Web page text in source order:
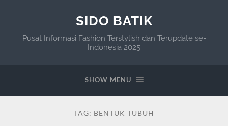
SIDO BATIK
Pusat Informasi Fashion Terstylish dan Terupdate se-
Indonesia 2025
SHOW MENU
TAG: BENTUK TUBUH